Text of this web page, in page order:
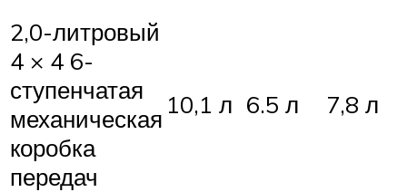
2,0-литровый
4 × 4 6-
ступенчатая
механическая
коробка
передач
10,1 л 6.5 л 7,8 л